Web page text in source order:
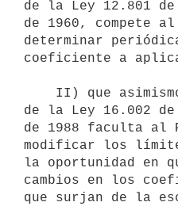
de la Ley 12.801 de
de 1960, compete
determinar
coeficiente a
de la Ley 16.002 de
de 1988 faculta al
modificar los
la oportunidad en
cambios en los
que surjan de la